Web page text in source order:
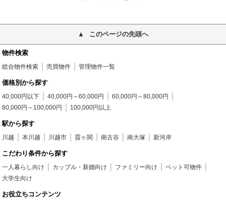
このページの先頭へ
物件検索
総合物件検索 売買物件 管理物件一覧
価格別から探す
40,000円以下 40,000円～60,000円
60,000円～80,000円
80,000円～100,000円
100,000円以上
駅から探す
川越 本川越 川越市 霞ヶ関 南古谷 南大塚 新河岸
こだわり条件から探す
一人暮らし向け カップル・新婚向け ファミリー向け
ペット可物件
大学生向け
お役立ちコンテンツ